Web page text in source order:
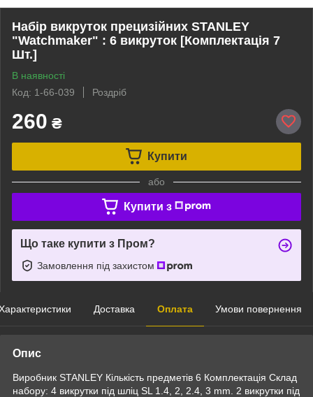
Набір викруток прецизійних STANLEY
"Watchmaker" : 6 викруток [Комплектація 7
Шт.]
В наявності
Код: 1-66-039
Роздріб
260 ₴
Купити
або
Купити з
Що таке купити з Пром?
Замовлення під захистом
Доставка Оплата Умови повернення
Опис
Виробник STANLEY Кількість предметів 6 Комплектація Склад
набору: 4 викрутки під шліц SL 1.4, 2, 2.4, 3 mm. 2 викрутки під